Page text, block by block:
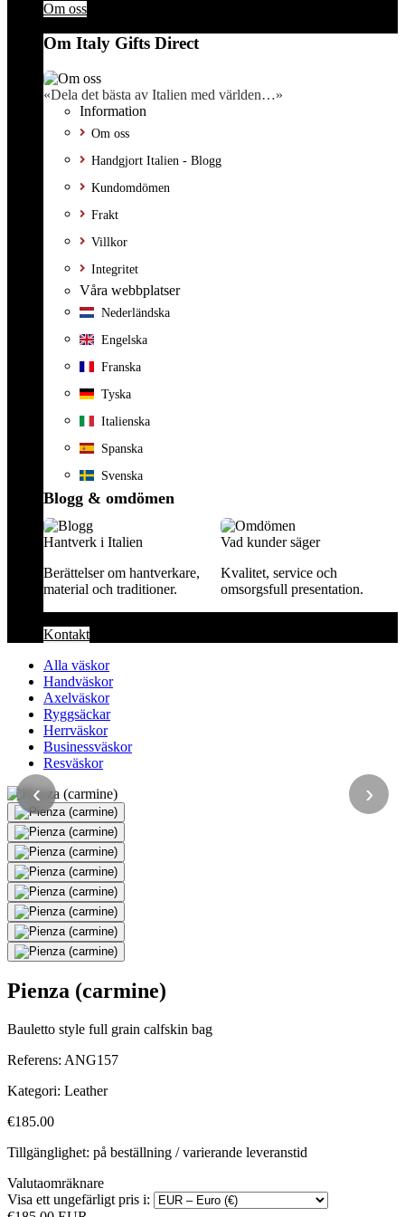
Om oss
Om Italy Gifts Direct
«Dela det bästa av Italien med världen…»
Information
Om oss
Handgjort Italien - Blogg
Kundomdömen
Frakt
Villkor
Integritet
Våra webbplatser
Nederländska
Engelska
Franska
Tyska
Italienska
Spanska
Svenska
Blogg & omdömen
Hantverk i Italien
Berättelser om hantverkare,
material och traditioner.
Vad kunder säger
Kvalitet, service och
omsorgsfull presentation.
Kontakt
Alla väskor
Handväskor
Axelväskor
Ryggsäckar
Herrväskor
Businessväskor
Resväskor
‹ ›
Pienza (carmine)
Bauletto style full grain calfskin bag
Referens: ANG157
Kategori: Leather
€185.00
Tillgänglighet: på beställning / varierande leveranstid
Valutaomräknare
Visa ett ungefärligt pris i: